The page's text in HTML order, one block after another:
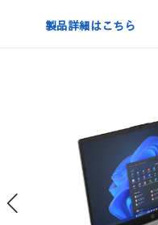
製品詳細はこちら